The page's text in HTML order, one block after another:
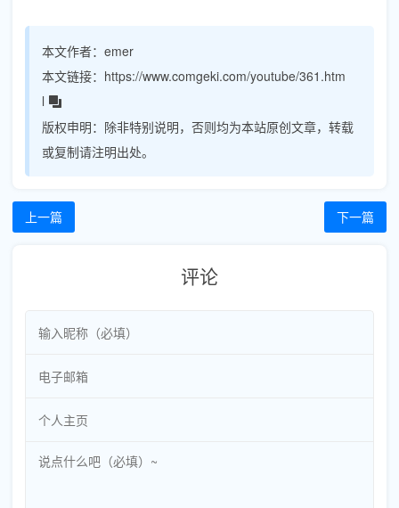
本文作者： emer
本文链接： https://www.comgeki.com/youtube/361.htm
l
版权申明： 除非特别说明，否则均为本站原创文章，转载
或复制请注明出处。
上一篇 下一篇
评论